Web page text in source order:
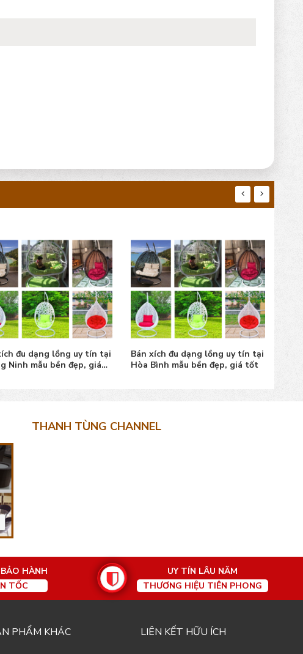
đu dạng lồng uy tín tại
mẫu bền đẹp, giá tốt
Bán xích đu dạng lồng uy tín tại
Lai Châu mẫu đẹp, giá bán tốt
THANH TÙNG CHANNEL
HÀNH
TỐC
UY TÍN LÂU NĂM
THƯƠNG HIỆU TIÊN PHONG
PHẨM KHÁC LIÊN KẾT HỮU ÍCH